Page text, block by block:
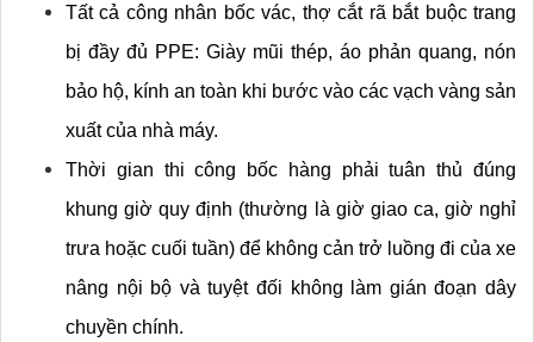
Tất cả công nhân bốc vác, thợ cắt rã bắt buộc trang
bị đầy đủ PPE: Giày mũi thép, áo phản quang, nón
bảo hộ, kính an toàn khi bước vào các vạch vàng sản
xuất của nhà máy.
Thời gian thi công bốc hàng phải tuân thủ đúng
khung giờ quy định (thường là giờ giao ca, giờ nghỉ
trưa hoặc cuối tuần) để không cản trở luồng đi của xe
nâng nội bộ và tuyệt đối không làm gián đoạn dây
chuyền chính.